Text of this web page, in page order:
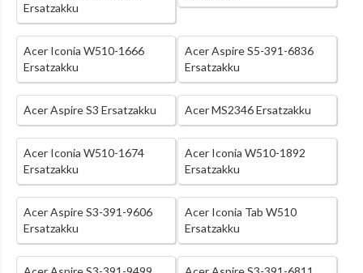
Ersatzakku
Acer Iconia W510-1666
Ersatzakku
Acer Aspire S5-391-6836
Ersatzakku
Acer Aspire S3 Ersatzakku Acer MS2346 Ersatzakku
Acer Iconia W510-1674
Ersatzakku
Acer Iconia W510-1892
Ersatzakku
Acer Aspire S3-391-9606
Ersatzakku
Acer Iconia Tab W510
Ersatzakku